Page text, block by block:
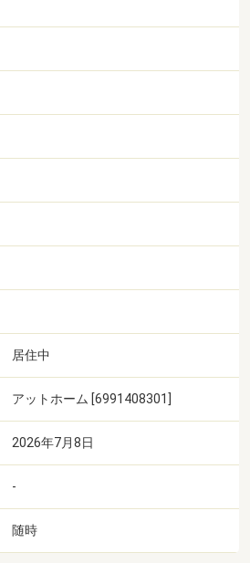
居住中
アットホーム [6991408301]
2026年7月8日
-
随時